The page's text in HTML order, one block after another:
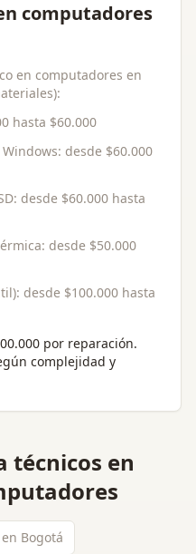
computadores
en computadores en
hasta $60.000
: desde $60.000
: desde $60.000 hasta
: desde $50.000
: desde $100.000 hasta
por reparación.
complejidad y
técnicos en
Bogotá